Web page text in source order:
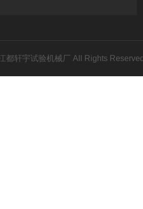
都轩宇试验机械厂 All Rights